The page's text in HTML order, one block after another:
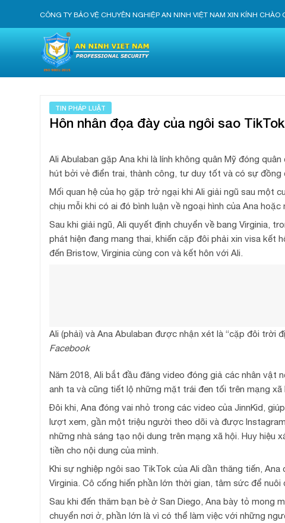
CÔNG TY BẢO VỆ CHUYÊN NGHIỆP AN NINH VIỆT NAM XIN KÍNH CHÀO
TIN PHÁP LUẬT
Hôn nhân đọa đày của ngôi sao TikTok
Ali Abulaban gặp Ana khi là lính không quân Mỹ đóng
hút bởi vẻ điển trai, thành công, tư duy tốt và có sự đồng
Mối quan hệ của họ gặp trở ngại khi Ali giải ngũ sau một
chịu mỗi khi có ai đó bình luận về ngoại hình của Ana
Sau khi giải ngũ, Ali quyết định chuyển về bang Virginia,
phát hiện đang mang thai, khiến cặp đôi phải xin visa kết
đến Bristow, Virginia cùng con và kết hôn với Ali.
Ali (phải) và Ana Abulaban được nhận xét là “cặp đôi trời
Facebook
Năm 2018, Ali bắt đầu đăng video đóng giả các nhân
anh ta và cũng tiết lộ những mặt trái đen tối trên mạng xã
Đôi khi, Ana đóng vai nhỏ trong các video của JinnKid,
lượt xem, gần một triệu người theo dõi và được
những nhà sáng tạo nội dung trên mạng xã hội. Huy
tiền cho nội dung của mình.
Khi sự nghiệp ngôi sao TikTok của Ali dần thăng tiến,
Virginia. Cô cống hiến phần lớn thời gian, tâm sức để nuôi
Sau khi đến thăm bạn bè ở San Diego, Ana bày tỏ mong
chuyển nơi ở, phần lớn là vì có thể làm việc với những